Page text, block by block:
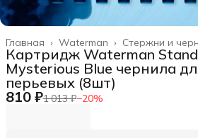
Стержни и
Waterman ›
Главная ›
Картридж Waterman
Mysterious Blue чернила
перьевых (8шт)
810 ₽1 013 ₽−20%